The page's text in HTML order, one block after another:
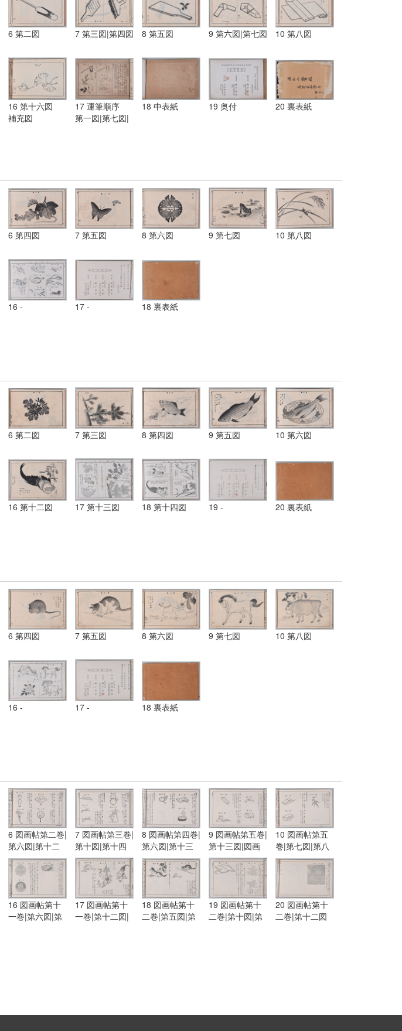
6 第二図 7 第三図|第四図 8 第五図 9 第六図|第七図 10 第八図
16 第十六図
補充図
17 運筆順序
第一図|第七図|
18 中表紙 19 奥付 20 裏表紙
6 第四図 7 第五図 8 第六図 9 第七図 10 第八図
16 - 17 - 18 裏表紙
6 第二図 7 第三図 8 第四図 9 第五図 10 第六図
16 第十二図 17 第十三図 18 第十四図 19 - 20 裏表紙
6 第四図 7 第五図 8 第六図 9 第七図 10 第八図
16 - 17 - 18 裏表紙
6 図画帖第二巻|
第六図|第十二
図|第十三図|第
十六図
7 図画帖第三巻|
第十図|第十四
図|図画帖第四
巻|第一図|第三
8 図画帖第四巻|
第六図|第十三
図|第十五図
9 図画帖第五巻|
第十三図|図画
帖第六巻|第一
図|第五図
10 図画帖第五
巻|第七図|第八
図|第十図
16 図画帖第十
一巻|第六図|第
17 図画帖第十
一巻|第十二図|
18 図画帖第十
二巻|第五図|第
19 図画帖第十
二巻|第十図|第
20 図画帖第十
二巻|第十二図